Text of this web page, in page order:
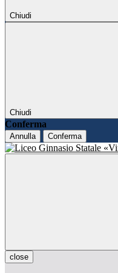
Chiudi
Chiudi
Conferma
Annulla Conferma
close